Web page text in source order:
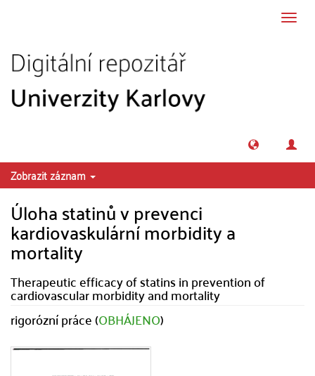
Zobrazit záznam
Úloha statinů v prevenci
kardiovaskulární morbidity a
mortality
Therapeutic efficacy of statins in prevention of
cardiovascular morbidity and mortality
rigorózní práce (OBHÁJENO)